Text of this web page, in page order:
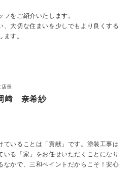
ト
をご紹介いたします。
、大切な住まいを少しでもより良くする
す。
店長
﨑 奈希紗
ていることは「貢献」です。塗装工事は
いる「家」をお任せいただくことになり
なかで、三和ペイントだからこそ！安心